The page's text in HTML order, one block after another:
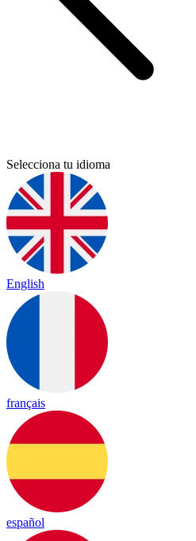
Selecciona tu idioma
English
français
español